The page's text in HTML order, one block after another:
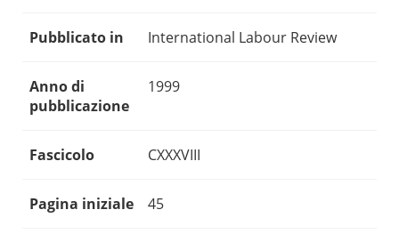
Pubblicato in International Labour Review
Anno di
pubblicazione
1999
Fascicolo CXXXVIII
Pagina iniziale 45